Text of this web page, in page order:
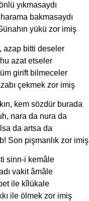
yıkmasaydı
bakmasaydı
yükü zor imiş
azap bitti deseler
azat etseler
girift bilmeceler
çekmek zor imiş
kem sözdür burada
nara da nura da
da artsa da
Son pişmanlık zor imiş
sinn-i kemâle
vakit âmâle
ile kîlükale
ile ölmek zor imiş